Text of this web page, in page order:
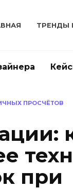
ТРЕНДЫ
ПРОСЧЁТОВ
при